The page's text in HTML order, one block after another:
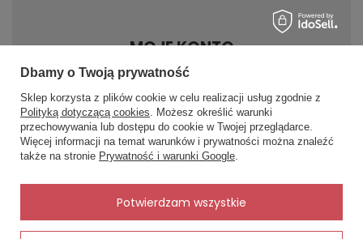
MOJE KONTO
INFORMACJE
POMOC
×
✨ Asystent zakupowy
Napisz czego szukasz — pokażę
gotowe propozycje.
Dbamy o Twoją prywatność
Sklep korzysta z plików cookie w celu realizacji usług zgodnie z
Polityką dotyczącą cookies. Możesz określić warunki
przechowywania lub dostępu do cookie w Twojej przeglądarce.
Więcej informacji na temat warunków i prywatności można znaleźć
także na stronie Prywatność i warunki Google.
Potwierdzam wszystkie